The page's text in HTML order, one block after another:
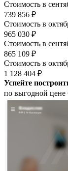
Стоимость в
739 856 ₽
Стоимость в
965 030 ₽
Стоимость в
865 109 ₽
Стоимость в
1 128 404 ₽
Успейте
по выгодной цене